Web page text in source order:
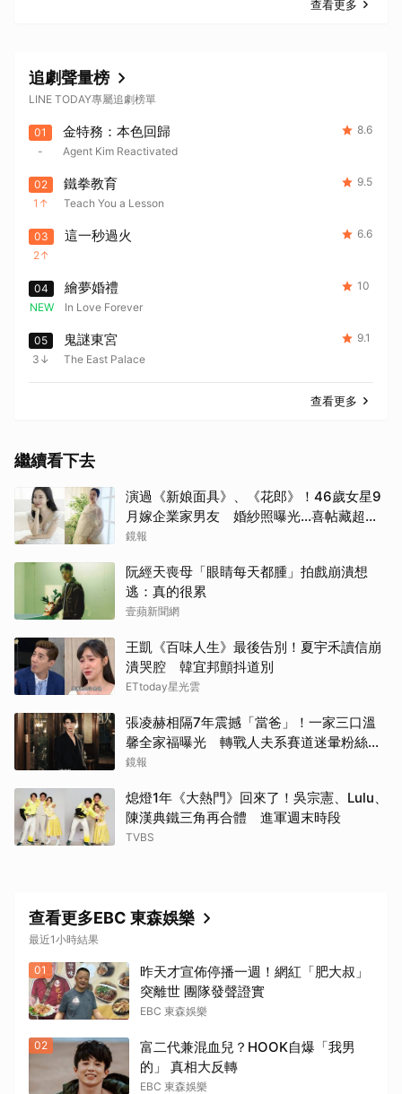
查看更多
追劇聲量榜
LINE TODAY專屬追劇榜單
01
-
金特務：本色回歸
Agent Kim Reactivated
8.6
02
1
鐵拳教育
Teach You a Lesson
9.5
03
2
這一秒過火 6.6
04
NEW
繪夢婚禮
In Love Forever
10
05
3
鬼謎東宮
The East Palace
9.1
查看更多
繼續看下去
演過《新娘面具》、《花郎》！46歲女星9
月嫁企業家男友 婚紗照曝光…喜帖藏超甜
告白
鏡報
阮經天喪母「眼睛每天都腫」拍戲崩潰想
逃：真的很累
壹蘋新聞網
王凱《百味人生》最後告別！夏宇禾讀信崩
潰哭腔 韓宜邦顫抖道別
ETtoday星光雲
張凌赫相隔7年震撼「當爸」！一家三口溫
馨全家福曝光 轉戰人夫系賽道迷暈粉絲嗨
喊：直接結婚
鏡報
熄燈1年《大熱門》回來了！吳宗憲、Lulu、
陳漢典鐵三角再合體 進軍週末時段
TVBS
查看更多EBC 東森娛樂
最近1小時結果
01
昨天才宣佈停播一週！網紅「肥大叔」
突離世 團隊發聲證實
EBC 東森娛樂
02
富二代兼混血兒？HOOK自爆「我男
的」 真相大反轉
EBC 東森娛樂